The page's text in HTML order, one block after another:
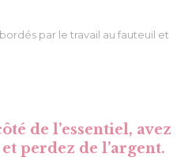
par le travail au fauteuil et
de l’essentiel, avez
perdez de l’argent.